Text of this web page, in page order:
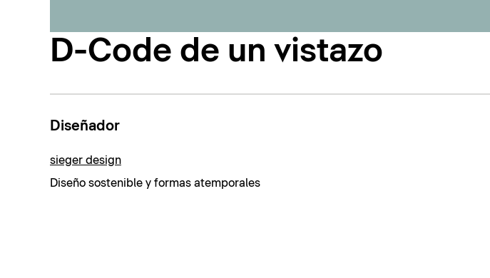
D-Code de un vistazo
Diseñador
sieger design
Diseño sostenible y formas atemporales